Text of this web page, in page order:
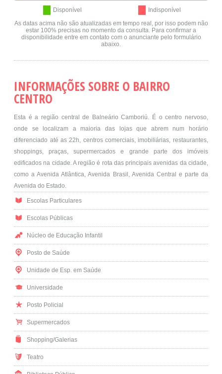
Disponível
Indisponível
As datas acima não são atualizadas em tempo real, por isso podem não
estar 100% precisas no momento da consulta. Para confirmar a
disponibilidade entre em contato com o anunciante pelo formulário
abaixo.
INFORMAÇÕES SOBRE O BAIRRO
CENTRO
Esta é a região central de Balneário Camboriú. É o centro nervoso,
onde se localizam a maioria das lojas que abrem num horário
diferenciado até as 22h, centros comerciais, imobiliárias, restaurantes,
shoppings, praças, supermercados e grande parte dos imóveis
edificados na cidade. A região é rota das principais avenidas da cidade,
como a Avenida Atlântica, Avenida Brasil, Avenida Central e parte da
Avenida do Estado.
Escolas Particulares
Escolas Públicas
Núcleo de Educação Infantil
Posto de Saúde
Unidade de Esp. em Saúde
Universidade
Posto Policial
Supermercados
Shopping/Galerias
Teatro